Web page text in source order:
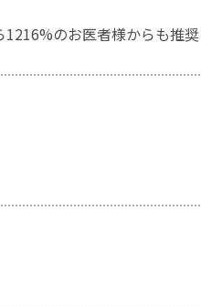
のお医者様からも推奨